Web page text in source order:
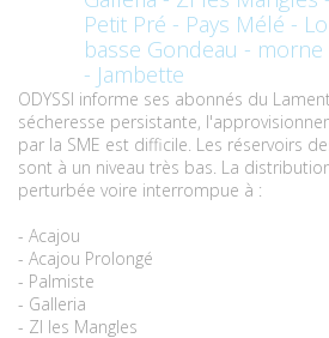
Petit Pré - Pays Mélé -
basse Gondeau -
- Jambette
ODYSSI informe ses abonnés du
sécheresse persistante,
par la SME est difficile. Les réservoirs
sont à un niveau très bas. La
perturbée voire interrompue à :
- Acajou
- Acajou Prolongé
- Palmiste
- Galleria
- ZI les Mangles